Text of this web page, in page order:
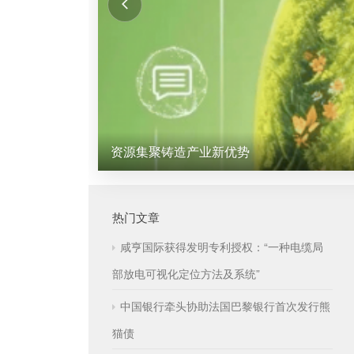
资源集聚铸造产业新优势
热门文章
咸亨国际获得发明专利授权：“一种电缆局
部放电可视化定位方法及系统”
中国银行牵头协助法国巴黎银行首次发行熊
猫债